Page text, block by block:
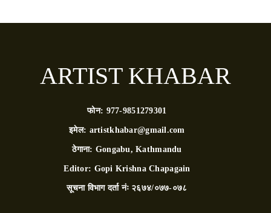
ARTIST KHABAR
फोन: 977-9851279301
इमेल: artistkhabar@gmail.com
ठेगाना: Gongabu, Kathmandu
Editor: Gopi Krishna Chapagain
सूचना विभाग दर्ता नंः २६७४/०७७-०७८